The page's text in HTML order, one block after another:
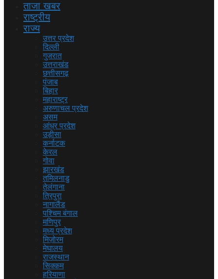
ताजा खबर
राष्ट्रीय
राज्य
उत्तर प्रदेश
दिल्ली
गुजरात
उत्तराखंड
छत्तीसगढ़
पंजाब
बिहार
महाराष्ट्र
अरुणाचल प्रदेश
असम
आंध्र प्रदेश
उड़ीसा
कर्नाटक
केरल
गोवा
झारखंड
तमिलनाडु
तेलंगाना
त्रिपुरा
नागालैंड
पश्चिम बंगाल
मणिपुर
मध्य प्रदेश
मिज़ोरम
मेघालय
राजस्थान
सिक्कम
हरियाणा